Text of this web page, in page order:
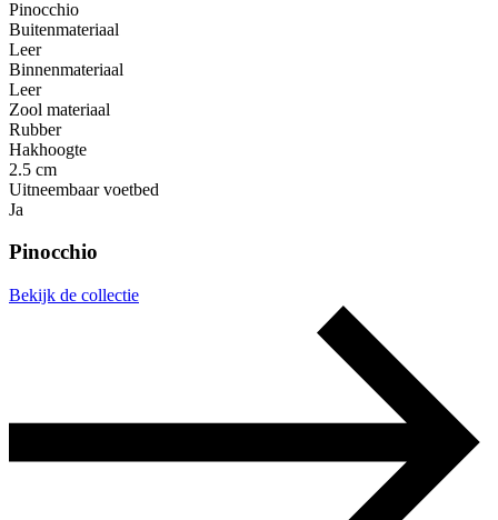
Pinocchio
Buitenmateriaal
Leer
Binnenmateriaal
Leer
Zool materiaal
Rubber
Hakhoogte
2.5 cm
Uitneembaar voetbed
Ja
Pinocchio
Bekijk de collectie